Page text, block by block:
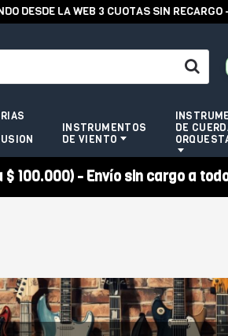
DESDE LA WEB 3 CUOTAS SIN RECARGO -
INSTRUMENTOS
DE VIENTO
DE
$ 100.000) - Envío sin cargo a